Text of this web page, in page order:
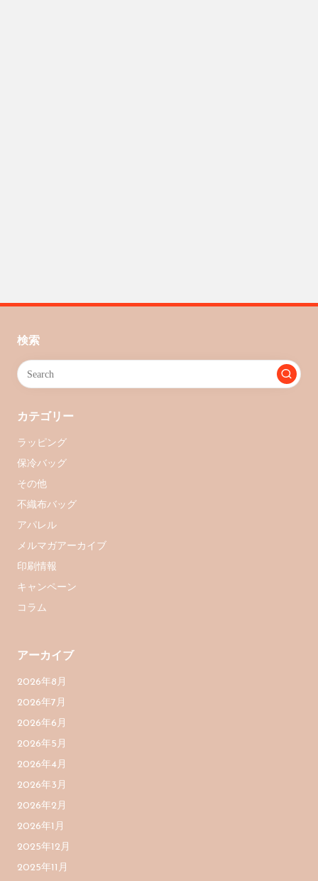
検索
カテゴリー
ラッピング
保冷バッグ
その他
不織布バッグ
アパレル
メルマガアーカイブ
印刷情報
キャンペーン
コラム
アーカイブ
2026年8月
2026年7月
2026年6月
2026年5月
2026年4月
2026年3月
2026年2月
2026年1月
2025年12月
2025年11月